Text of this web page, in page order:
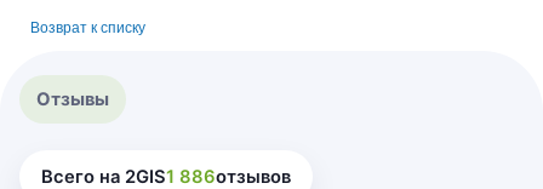
Возврат к списку
Отзывы
Всего на 2GIS1 886отзывов